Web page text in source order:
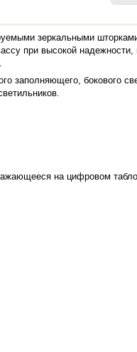
зеркальными
при высокой
заполняющего, бокового
на цифровом